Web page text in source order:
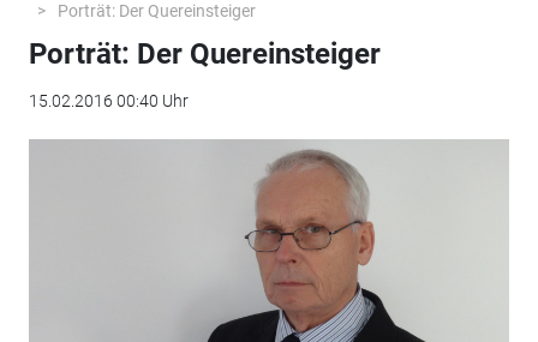
Porträt: Der Quereinsteiger
Porträt: Der Quereinsteiger
15.02.2016 00:40 Uhr